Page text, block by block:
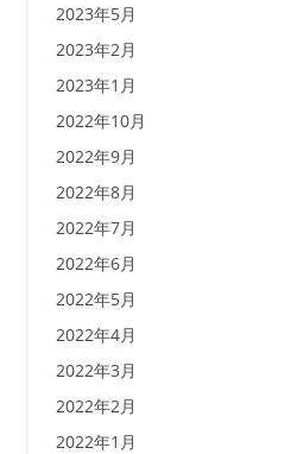
2023年5月
2023年2月
2023年1月
2022年10月
2022年9月
2022年8月
2022年7月
2022年6月
2022年5月
2022年4月
2022年3月
2022年2月
2022年1月